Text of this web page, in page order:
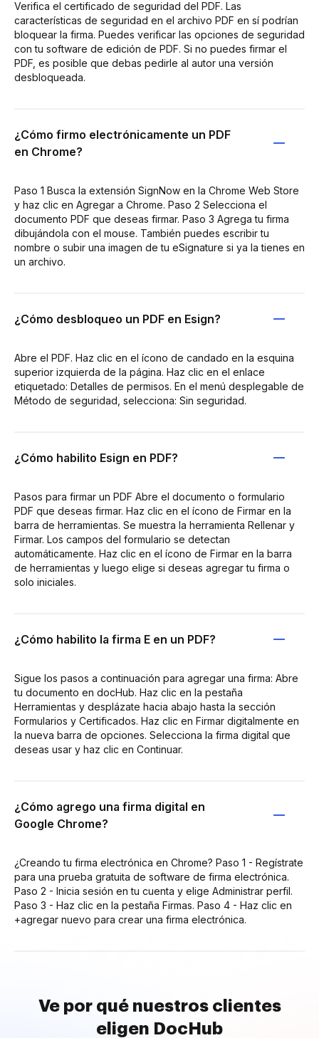
Verifica el certificado de seguridad del PDF. Las
características de seguridad en el archivo PDF en sí podrían
bloquear la firma. Puedes verificar las opciones de seguridad
con tu software de edición de PDF. Si no puedes firmar el
PDF, es posible que debas pedirle al autor una versión
desbloqueada.
¿Cómo firmo electrónicamente un PDF
en Chrome?
Paso 1 Busca la extensión SignNow en la Chrome Web Store
y haz clic en Agregar a Chrome. Paso 2 Selecciona el
documento PDF que deseas firmar. Paso 3 Agrega tu firma
dibujándola con el mouse. También puedes escribir tu
nombre o subir una imagen de tu eSignature si ya la tienes en
un archivo.
¿Cómo desbloqueo un PDF en Esign?
Abre el PDF. Haz clic en el ícono de candado en la esquina
superior izquierda de la página. Haz clic en el enlace
etiquetado: Detalles de permisos. En el menú desplegable de
Método de seguridad, selecciona: Sin seguridad.
¿Cómo habilito Esign en PDF?
Pasos para firmar un PDF Abre el documento o formulario
PDF que deseas firmar. Haz clic en el ícono de Firmar en la
barra de herramientas. Se muestra la herramienta Rellenar y
Firmar. Los campos del formulario se detectan
automáticamente. Haz clic en el ícono de Firmar en la barra
de herramientas y luego elige si deseas agregar tu firma o
solo iniciales.
¿Cómo habilito la firma E en un PDF?
Sigue los pasos a continuación para agregar una firma: Abre
tu documento en docHub. Haz clic en la pestaña
Herramientas y desplázate hacia abajo hasta la sección
Formularios y Certificados. Haz clic en Firmar digitalmente en
la nueva barra de opciones. Selecciona la firma digital que
deseas usar y haz clic en Continuar.
¿Cómo agrego una firma digital en
Google Chrome?
¿Creando tu firma electrónica en Chrome? Paso 1 - Regístrate
para una prueba gratuita de software de firma electrónica.
Paso 2 - Inicia sesión en tu cuenta y elige Administrar perfil.
Paso 3 - Haz clic en la pestaña Firmas. Paso 4 - Haz clic en
+agregar nuevo para crear una firma electrónica.
Ve por qué nuestros clientes
eligen DocHub